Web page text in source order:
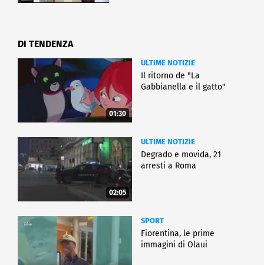
DI TENDENZA
01:30
ULTIME NOTIZIE
Il ritorno de "La
Gabbianella e il gatto"
02:05
ULTIME NOTIZIE
Degrado e movida, 21
arresti a Roma
SPORT
Fiorentina, le prime
immagini di Olaui